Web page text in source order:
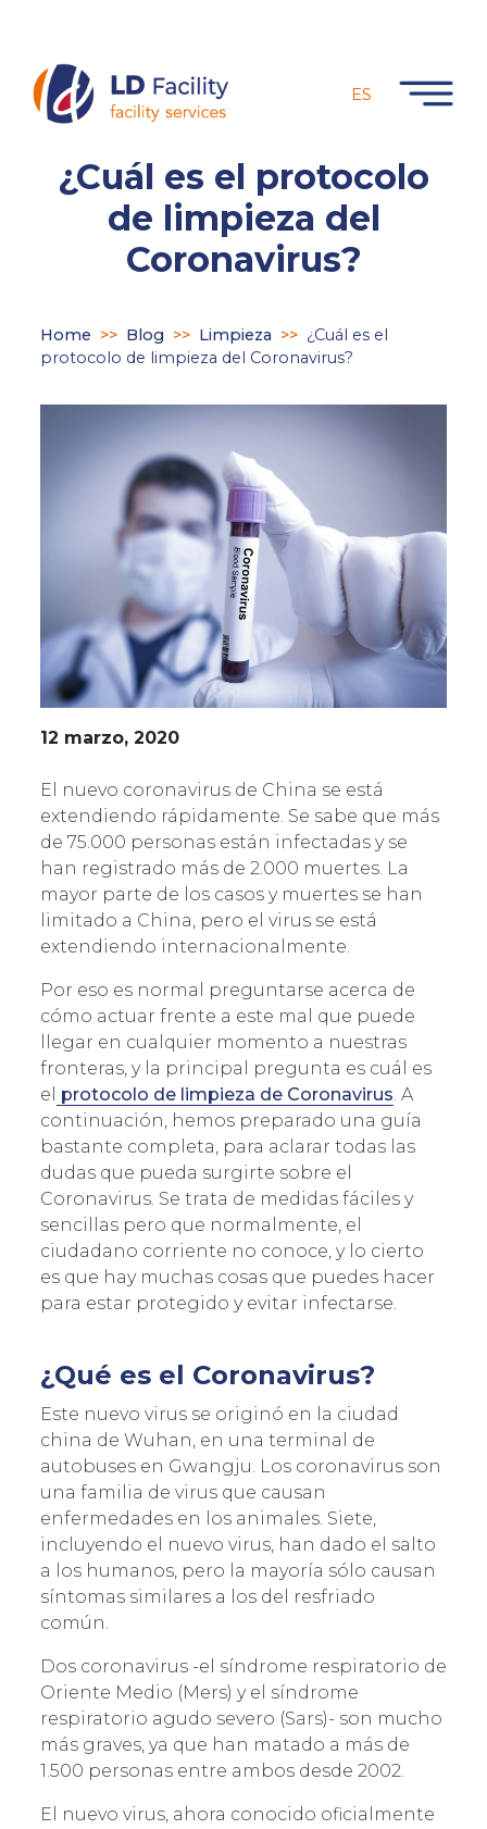
ES
¿Cuál es el protocolo
de limpieza del
Coronavirus?
Home >> Blog >> Limpieza >> ¿Cuál es el
protocolo de limpieza del Coronavirus?
12 marzo, 2020
El nuevo coronavirus de China se está
extendiendo rápidamente. Se sabe que más
de 75.000 personas están infectadas y se
han registrado más de 2.000 muertes. La
mayor parte de los casos y muertes se han
limitado a China, pero el virus se está
extendiendo internacionalmente.
Por eso es normal preguntarse acerca de
cómo actuar frente a este mal que puede
llegar en cualquier momento a nuestras
fronteras, y la principal pregunta es cuál es
el protocolo de limpieza de Coronavirus. A
continuación, hemos preparado una guía
bastante completa, para aclarar todas las
dudas que pueda surgirte sobre el
Coronavirus. Se trata de medidas fáciles y
sencillas pero que normalmente, el
ciudadano corriente no conoce, y lo cierto
es que hay muchas cosas que puedes hacer
para estar protegido y evitar infectarse.
¿Qué es el Coronavirus?
Este nuevo virus se originó en la ciudad
china de Wuhan, en una terminal de
autobuses en Gwangju. Los coronavirus son
una familia de virus que causan
enfermedades en los animales. Siete,
incluyendo el nuevo virus, han dado el salto
a los humanos, pero la mayoría sólo causan
síntomas similares a los del resfriado
común.
Dos coronavirus -el síndrome respiratorio de
Oriente Medio (Mers) y el síndrome
respiratorio agudo severo (Sars)- son mucho
más graves, ya que han matado a más de
1.500 personas entre ambos desde 2002.
El nuevo virus, ahora conocido oficialmente